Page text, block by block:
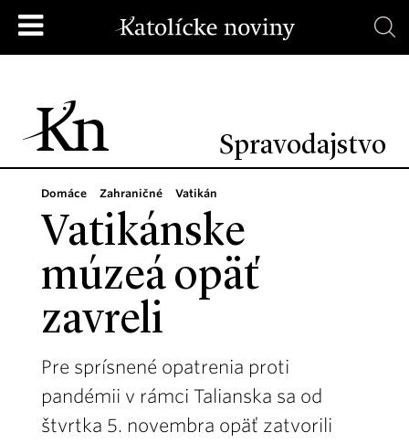
Spravodajstvo
Domáce Zahraničné Vatikán
Vatikánske
múzeá opäť
zavreli
Pre sprísnené opatrenia proti
pandémii v rámci Talianska sa od
štvrtka 5. novembra opäť zatvorili